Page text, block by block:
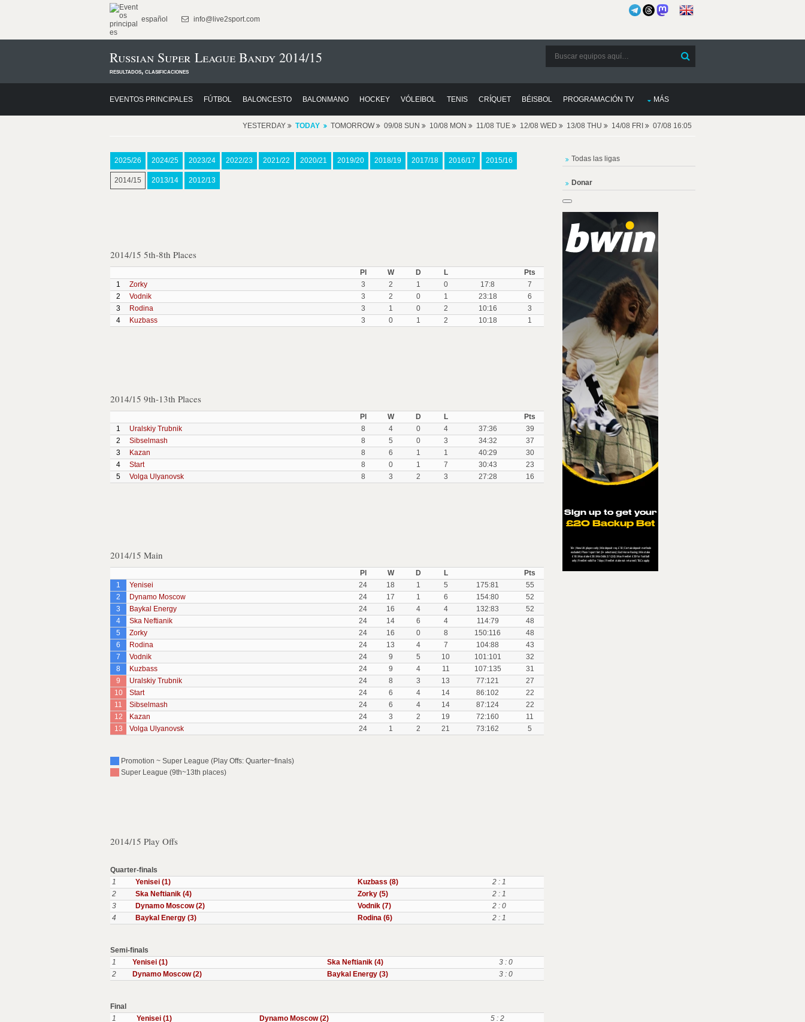
español info@live2sport.com
Russian Super League Bandy 2014/15
resultados, clasificaciones
EVENTOS PRINCIPALES FÚTBOL BALONCESTO BALONMANO HOCKEY VÓLEIBOL TENIS CRÍQUET BÉISBOL PROGRAMACIÓN TV MÁS
YESTERDAY TODAY TOMORROW 09/08 SUN 10/08 MON 11/08 TUE 12/08 WED 13/08 THU 14/08 FRI 07/08 16:05
2025/26 2024/25 2023/24 2022/23 2021/22 2020/21 2019/20 2018/19 2017/18 2016/17 2015/16
2014/15 2013/14 2012/13
2014/15 5th-8th Places
Pl W D L
Pts
1
Zorky 3 2 1 0 17:8
7
2
Vodnik 3 2 0 1 23:18
6
3
Rodina 3 1 0 2 10:16
3
4
Kuzbass 3 0 1 2 10:18 1
2014/15 9th-13th Places
Pl W D L
Pts
1
Uralskiy Trubnik 8 4 0 4 37:36
39
2
Sibselmash 8 5 0 3 34:32
37
3
Kazan 8 6 1 1 40:29
30
4
Start 8 0 1 7 30:43
23
5
Volga Ulyanovsk 8 3 2 3 27:28 16
2014/15 Main
Pl W D L
Pts
1
Yenisei 24 18 1 5 175:81
55
2
Dynamo Moscow 24 17 1 6 154:80
52
3
Baykal Energy 24 16 4 4 132:83
52
4
Ska Neftianik 24 14 6 4 114:79
48
5
Zorky 24 16 0 8 150:116
48
6
Rodina 24 13 4 7 104:88
43
7
Vodnik 24 9 5 10 101:101
32
8
Kuzbass 24 9 4 11 107:135
31
9
Uralskiy Trubnik 24 8 3 13 77:121
27
10
Start 24 6 4 14 86:102
22
11
Sibselmash 24 6 4 14 87:124
22
12
Kazan 24 3 2 19 72:160
11
13
Volga Ulyanovsk 24 1 2 21 73:162 5
Promotion ~ Super League (Play Offs: Quarter~finals)
Super League (9th~13th places)
2014/15 Play Offs
Quarter-finals
1
Yenisei (1) Kuzbass (8)
2 : 1
2
Ska Neftianik (4) Zorky (5)
2 : 1
3
Dynamo Moscow (2) Vodnik (7)
2 : 0
4
Baykal Energy (3) Rodina (6) 2 : 1
Semi-finals
1
Yenisei (1) Ska Neftianik (4)
3 : 0
2
Dynamo Moscow (2) Baykal Energy (3) 3 : 0
Final
1
Yenisei (1) Dynamo Moscow (2) 5 : 2
Todas las ligas
Donar